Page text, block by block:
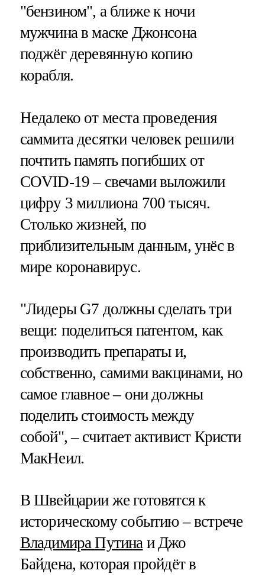
"бензином", а ближе к ночи
мужчина в маске Джонсона
поджёг деревянную копию
корабля.
Недалеко от места проведения
саммита десятки человек решили
почтить память погибших от
COVID-19 – свечами выложили
цифру 3 миллиона 700 тысяч.
Столько жизней, по
приблизительным данным, унёс в
мире коронавирус.
"Лидеры G7 должны сделать три
вещи: поделиться патентом, как
производить препараты и,
собственно, самими вакцинами, но
самое главное – они должны
поделить стоимость между
собой", – считает активист Кристи
МакНеил.
В Швейцарии же готовятся к
историческому событию – встрече
Владимира Путинаи Джо
Байдена, которая пройдёт в